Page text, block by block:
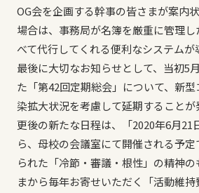
OG会を企画する幹事の皆さまが案内
場合は、事務局が名簿を厳重に管理
べて代行してくれる便利なシステムが
最後に大切なお知らせとして、当初5
た「第42回定期総会」について、新
染拡大状況を考慮して延期すること
更後の新たな日程は、「2020年6月21
ら、母校の会議室にて開催される予
られた「冷節・審議・根性」の精神
まから毎年お寄せいただく「活動維持